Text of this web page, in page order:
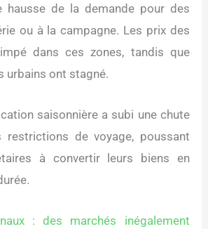
hausse de la demande pour des
ou à la campagne. Les prix des
dans ces zones, tandis que
urbains ont stagné.
saisonnière a subi une chute
restrictions de voyage, poussant
à convertir leurs biens en
: des marchés inégalement